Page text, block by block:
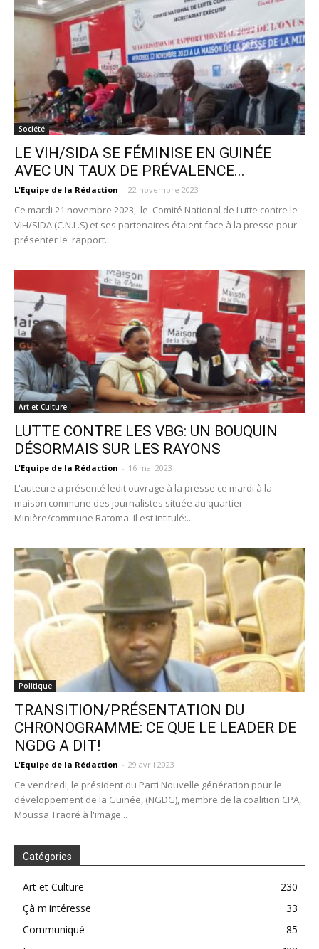
Société
LE VIH/SIDA SE FÉMINISE EN GUINÉE
AVEC UN TAUX DE PRÉVALENCE...
L'Equipe de la Rédaction - 22 novembre 2023
Ce mardi 21 novembre 2023, le Comité National de Lutte contre le
VIH/SIDA (C.N.L.S) et ses partenaires étaient face à la presse pour
présenter le rapport...
Art et Culture
LUTTE CONTRE LES VBG: UN BOUQUIN
DÉSORMAIS SUR LES RAYONS
L'Equipe de la Rédaction - 16 mai 2023
L'auteure a présenté ledit ouvrage à la presse ce mardi à la
maison commune des journalistes située au quartier
Minière/commune Ratoma. Il est intitulé:...
Politique
TRANSITION/PRÉSENTATION DU
CHRONOGRAMME: CE QUE LE LEADER DE
NGDG A DIT!
L'Equipe de la Rédaction - 29 avril 2023
Ce vendredi, le président du Parti Nouvelle génération pour le
développement de la Guinée, (NGDG), membre de la coalition CPA,
Moussa Traoré à l'image...
Catégories
Art et Culture
230
Çà m'intéresse
33
Communiqué
85